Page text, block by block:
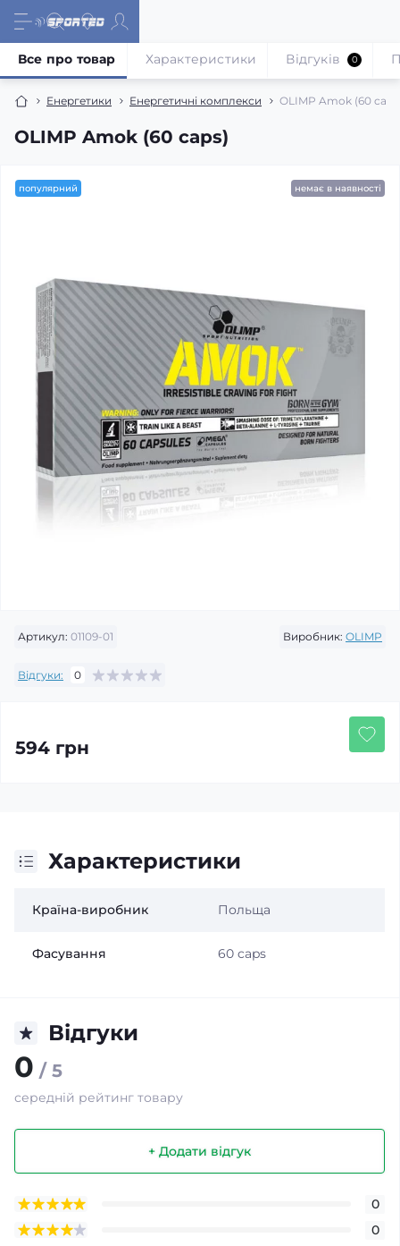
Енергетики Енергетичні комплекси OLIMP Amok (60
OLIMP Amok (60 caps)
Все про товар Характеристики Відгуків 0
популярний немає в наявності
Артикул: 01109-01 Виробник: OLIMP
Відгуки: 0
594 грн
Характеристики
Країна-виробник Польща
Фасування 60 caps
Відгуки
0 / 5
середній рейтинг товару
+ Додати відгук
0
0